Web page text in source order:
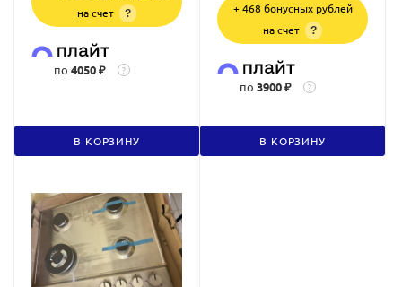
на счет
?
по 4050 ₽ ?
В КОРЗИНУ
+ 468 бонусных рублей
на счет
?
по 3900 ₽ ?
В КОРЗИНУ